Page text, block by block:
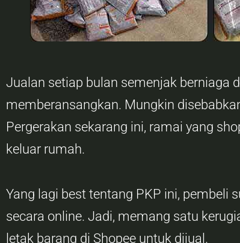
Jualan setiap bulan semenjak berniaga
memberansangkan. Mungkin
Pergerakan sekarang ini, ramai yang
keluar rumah.
Yang lagi best tentang PKP ini, pembeli
secara online. Jadi, memang satu
letak barang di Shopee untuk dijual.